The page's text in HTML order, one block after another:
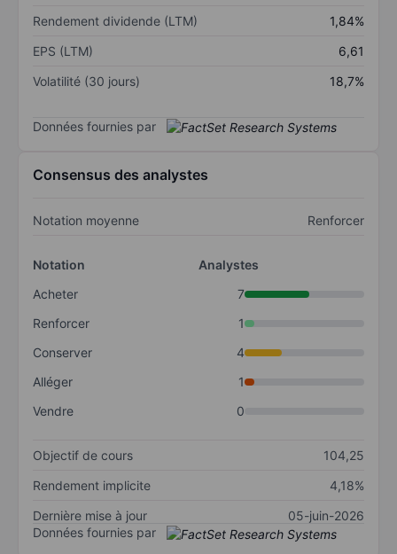
Rendement dividende (LTM)
1,84%
EPS (LTM)
6,61
Volatilité (30 jours)
18,7%
Données fournies par
Consensus des analystes
Notation moyenne Renforcer
Notation
Analystes
Acheter
7
Renforcer
1
Conserver
4
Alléger
1
Vendre
0
Objectif de cours
104,25
Rendement implicite
4,18%
Dernière mise à jour
05-juin-2026
Données fournies par